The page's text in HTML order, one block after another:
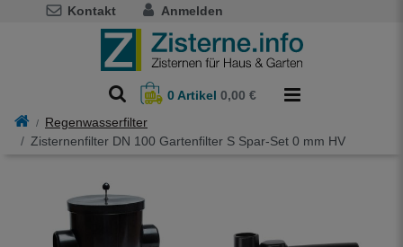
Kontakt Anmelden
0Artikel 0,00 €
Regenwasserfilter
Zisternenfilter DN 100 Gartenfilter S Spar-Set 0 mm HV